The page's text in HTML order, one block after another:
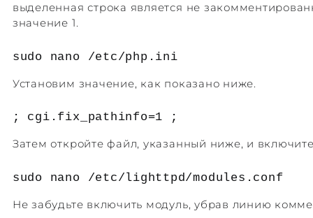
выделенная строка является не
значение 1.
sudo nano /etc/php.ini
Установим значение, как показано ниже.
; cgi.fix_pathinfo=1 ;
Затем откройте файл, указанный ниже, и
sudo nano /etc/lighttpd/modules.conf
Не забудьте включить модуль, убрав линию